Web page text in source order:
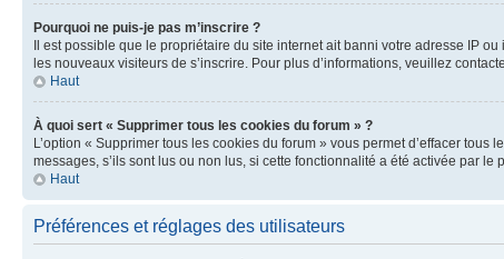
Pourquoi ne puis-je pas m’inscrire ?
Il est possible que le propriétaire du site internet ait banni votre adresse IP
les nouveaux visiteurs de s’inscrire. Pour plus d’informations, veuillez
Haut
À quoi sert « Supprimer tous les cookies du forum » ?
L’option « Supprimer tous les cookies du forum » vous permet d’effacer
messages, s’ils sont lus ou non lus, si cette fonctionnalité a été activée par
Haut
Préférences et réglages des utilisateurs